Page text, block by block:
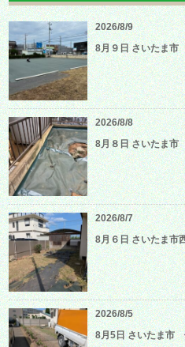
2026/8/9
8月９日 さいたま
2026/8/8
8月８日 さいたま
2026/8/7
8月６日 さいたま市
2026/8/5
8月5日 さいたま市